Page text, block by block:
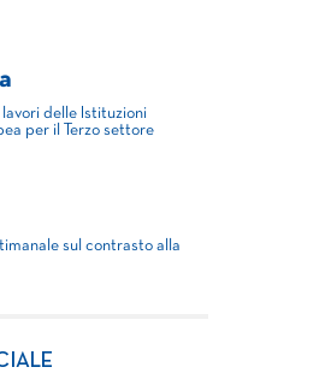
delle Istituzioni
per il Terzo settore
sul contrasto alla